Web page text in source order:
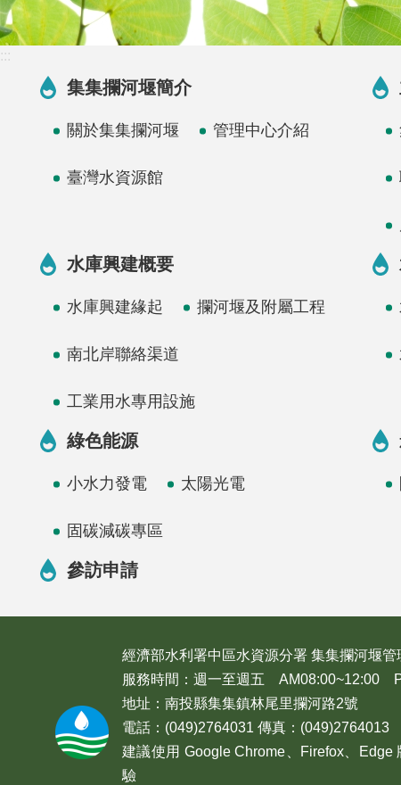
:::
集集攔河堰簡介
關於集集攔河堰 管理中心介紹
臺灣水資源館
水庫興建概要
水庫興建緣起 攔河堰及附屬工程
南北岸聯絡渠道
工業用水專用設施
綠色能源
小水力發電 太陽光電
固碳減碳專區
參訪申請
經濟部水利署中區水資源分署 集集攔河堰管
服務時間：週一至週五 AM08:00~12:00
地址：南投縣集集鎮林尾里攔河路2號
電話：(049)2764031 傳真：(049)2764013
建議使用 Google Chrome、Firefox、
驗